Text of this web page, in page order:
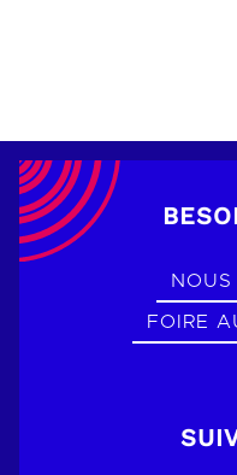
NOUS
FOIRE